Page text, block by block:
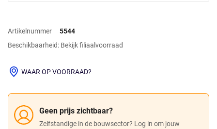
Artikelnummer
5544
Beschikbaarheid: Bekijk filiaalvoorraad
Geen prijs zichtbaar?
Zelfstandige in de bouwsector? Log in om jouw
WAAR OP VOORRAAD?